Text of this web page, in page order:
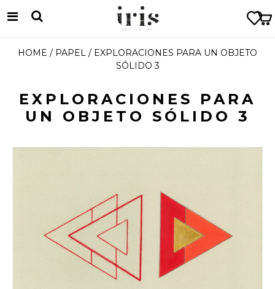
HOME / PAPEL / EXPLORACIONES PARA UN OBJETO
SÓLIDO 3
EXPLORACIONES PARA
UN OBJETO SÓLIDO 3